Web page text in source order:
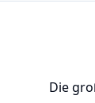
Die